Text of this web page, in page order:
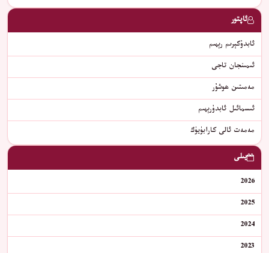
ئاپتور
ئابدۇكېرىم رېھىم
ئىمىنجان تاجى
مەمىتىن ھوشۇر
ئىسمائىل ئابدۇرېھىم
ﻣﻪﻣﻪﺕ ﺋﺎﻟﻰ ﻛﺎﺭﺍﺑﯜﻳﯜﻙ
يىلى
2026
2025
2024
2023